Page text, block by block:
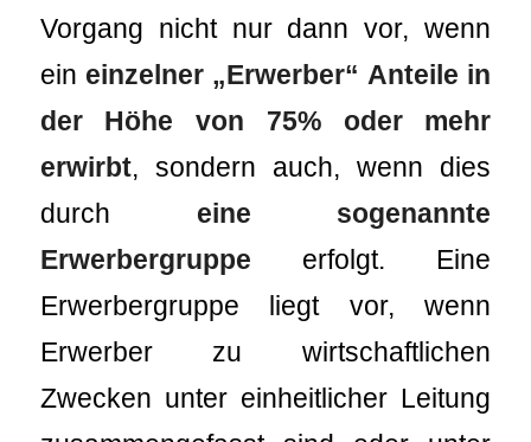
Vorgang nicht nur dann vor, wenn
ein einzelner „Erwerber“ Anteile in
der Höhe von 75% oder mehr
erwirbt, sondern auch, wenn dies
durch eine sogenannte
Erwerbergruppe erfolgt. Eine
Erwerbergruppe liegt vor, wenn
Erwerber zu wirtschaftlichen
Zwecken unter einheitlicher Leitung